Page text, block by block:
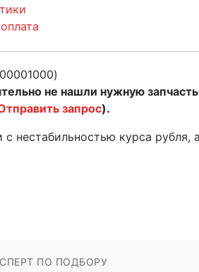
не нашли нужную
запрос).
с нестабильностью курса
ПО ПОДБОРУ